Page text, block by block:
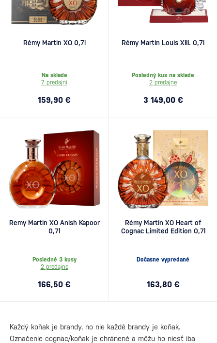
Rémy Martin XO 0,7l
Na sklade
7 predajní
159,90 €
Rémy Martin Louis XIII. 0,7l
Posledný kus na sklade
2 predajne
3 149,00 €
Remy Martin XO Anish Kapoor
0,7l
Posledné 3 kusy
2 predajne
166,50 €
Rémy Martin XO Heart of
Cognac Limited Edition 0,7l
Dočasne vypredané
163,80 €
Každý koňak je brandy, no nie každé brandy je koňak.
Označenie cognac/koňak je chránené a môžu ho niesť iba